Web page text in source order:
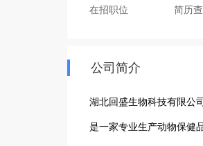
在招职位 简历
公司简介
湖北回盛生物科技有限公
是一家专业生产动物保健